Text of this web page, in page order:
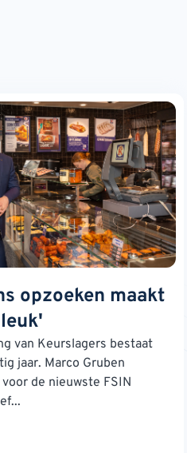
opzoeken maakt
van Keurslagers bestaat
jaar. Marco Gruben
de nieuwste FSIN